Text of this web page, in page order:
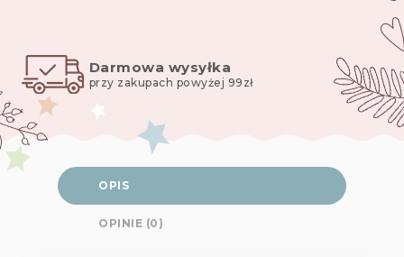
Darmowa wysyłka
przy zakupach powyżej 99zł
OPIS
OPINIE (0)